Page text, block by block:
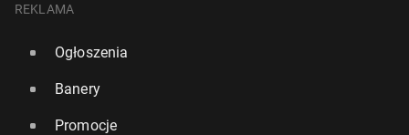
REKLAMA
Ogłoszenia
Banery
Promocje